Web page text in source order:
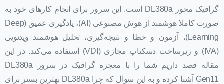
گرافیک محور DL380a است. این سرور برای انجام کارهای خود به
صورت کاملا هوشمند از هوش مصنوعی (AI)، یادگیری عمیق (Deep
Learning)، آزمون و خطا و نتیجه‌گیری، تحلیل هوشمند ویدئویی
(IVA) و زیرساخت دسکتاپ مجازی (VDI) استفاده می‌کند. در این
مقاله قصد داریم شما را با معجزه گرافیک در سرور DL380a
Gen11 آشنا کرده و به این سوال که چرا DL380a بهترین بستر برای